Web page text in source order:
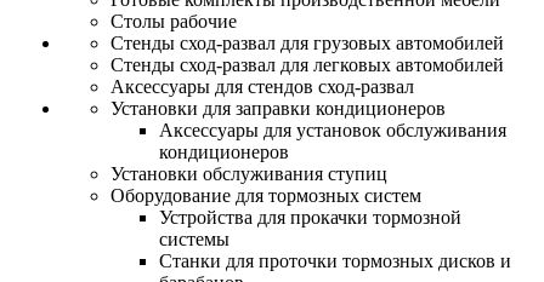
Столы рабочие
Стенды сход-развал для грузовых автомобилей
Стенды сход-развал для легковых автомобилей
Аксессуары для стендов сход-развал
Установки для заправки кондиционеров
Аксессуары для установок обслуживания
кондиционеров
Установки обслуживания ступиц
Оборудование для тормозных систем
Устройства для прокачки тормозной
системы
Станки для проточки тормозных дисков и